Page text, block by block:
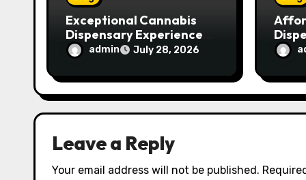
Exceptional Cannabis
Dispensary Experience
for Every Shopper
admin July 28, 2026
Leave a Reply
Your email address will not be published.